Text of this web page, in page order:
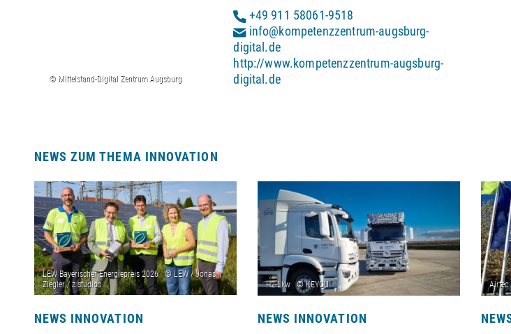
+49 911 58061-9518
info@kompetenzzentrum-augsburg-
digital.de
http://www.kompetenzzentrum-augsburg-
digital.de
NEWS ZUM THEMA INNOVATION
NEWS INNOVATION NEWS INNOVATION